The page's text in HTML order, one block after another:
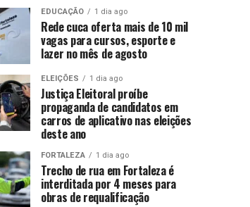
EDUCAÇÃO 1 dia ago
Rede cuca oferta mais de 10 mil
vagas para cursos, esporte e
lazer no mês de agosto
ELEIÇÕES 1 dia ago
Justiça Eleitoral proíbe
propaganda de candidatos em
carros de aplicativo nas eleições
deste ano
FORTALEZA 1 dia ago
Trecho de rua em Fortaleza é
interditada por 4 meses para
obras de requalificação